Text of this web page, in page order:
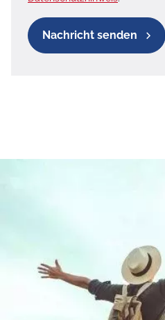
Nachricht senden